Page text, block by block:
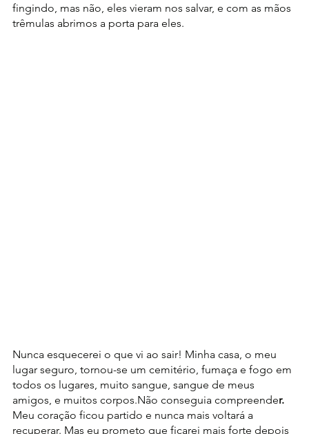
fingindo, mas não, eles vieram nos salvar, e com as mãos
trêmulas abrimos a porta para eles.
Nunca esquecerei o que vi ao sair! Minha casa, o meu
lugar seguro, tornou-se um cemitério, fumaça e fogo em
todos os lugares, muito sangue, sangue de meus
amigos, e muitos corpos.Não conseguia compreender.
Meu coração ficou partido e nunca mais voltará a
recuperar. Mas eu prometo que ficarei mais forte depois